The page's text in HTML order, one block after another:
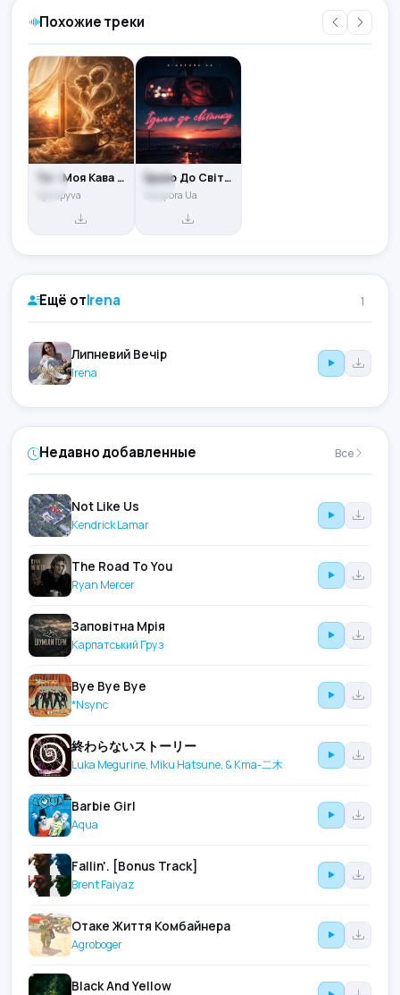
Похожие треки
Ти - Моя Кава На Світанку
Djkropyva
Їдьмо До Світанку
Diaspora Ua
Ещё отIrena 1
Липневий Вечір
Irena
Недавно добавленные Все
Not Like Us
Kendrick Lamar
The Road To You
Ryan Mercer
Заповітна Мрія
Карпатський Груз
Bye Bye Bye
*Nsync
終わらないストーリー
Luka Megurine, Miku Hatsune, & Kma-二木
Barbie Girl
Aqua
Fallin'. [Bonus Track]
Brent Faiyaz
Отаке Життя Комбайнера
Agroboger
Black And Yellow